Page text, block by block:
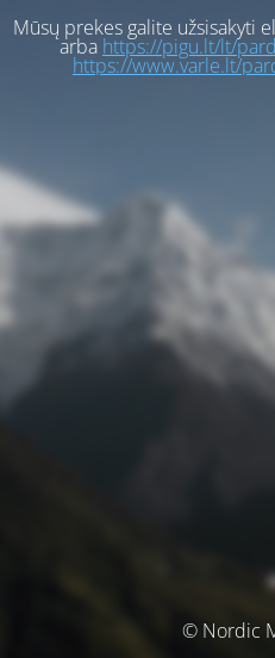
Mūsų prekes galite užsisakyti
arba https://pigu.lt/lt/
https://www.varle.lt/
© Nordic